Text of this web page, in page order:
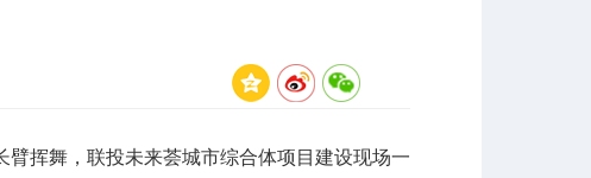
挥舞，联投未来荟城市综合体项目建设现场一